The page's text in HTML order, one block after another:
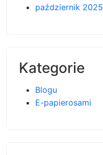
październik 2025
Kategorie
Blogu
E-papierosami